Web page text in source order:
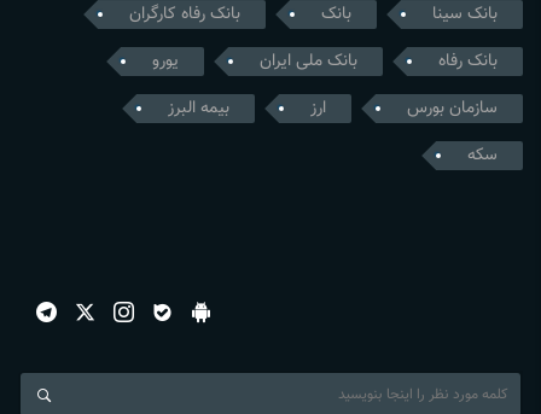
بانک سینا
بانک
بانک رفاه کارگران
بانک رفاه
بانک ملی ایران
یورو
سازمان بورس
ارز
بیمه البرز
سکه